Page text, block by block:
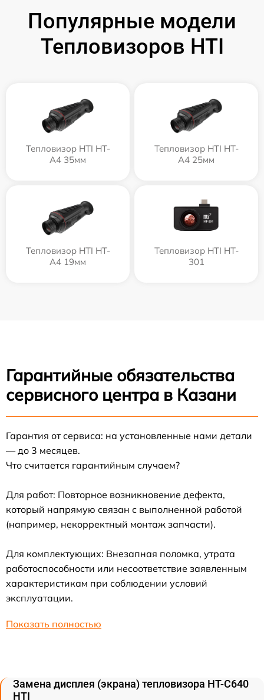
Популярные модели
Тепловизоров HTI
Тепловизор HTI HT-
A4 35мм
Тепловизор HTI HT-
A4 25мм
Тепловизор HTI HT-
A4 19мм
Тепловизор HTI HT-
301
Гарантийные обязательства
сервисного центра в Казани
Гарантия от сервиса: на установленные нами детали
— до 3 месяцев.
Что считается гарантийным случаем?
Для работ: Повторное возникновение дефекта,
который напрямую связан с выполненной работой
(например, некорректный монтаж запчасти).
Для комплектующих: Внезапная поломка, утрата
работоспособности или несоответствие заявленным
характеристикам при соблюдении условий
эксплуатации.
Показать полностью
Замена дисплея (экрана) тепловизора HT-C640
HTI